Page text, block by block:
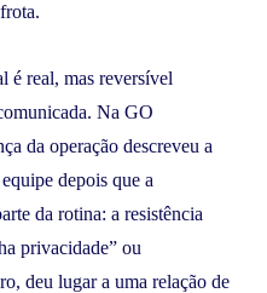
é real, mas reversível
Na GO
da operação descreveu a
depois que a
da rotina: a resistência
privacidade” ou
deu lugar a uma relação de